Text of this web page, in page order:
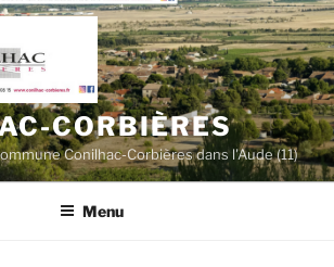
CORBIÈRES
Conilhac-Corbières dans l'Aude (11)
Menu